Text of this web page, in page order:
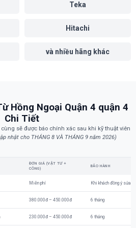
Teka
Hitachi
và nhiều hãng khác
Hồng Ngoại Quận 4 quận 4
Chi Tiết
sẽ được báo chính xác sau khi kỹ thuật viên
nhật cho THÁNG 8 VÀ THÁNG 9 năm 2026)
ĐƠN GIÁ (VẬT TƯ +
CÔNG)
BẢO HÀNH
Miễn phí Khi khách đồng ý sửa
380.000đ – 450.000đ 6 tháng
230.000đ – 450.000đ 6 tháng